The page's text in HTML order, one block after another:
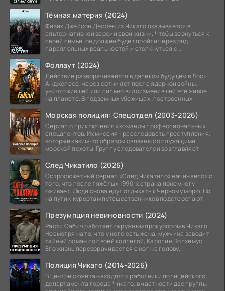
Тёмная материя (2024)
Физик Джейсон Дессен из Чикаго оказывается в
альтернативной версии свой жизни. Чтобы вернуться к
своей семье, он должен будет пройти через ряд
параллельных реальностей и столкнуться с
Фоллаут (2024)
Действие разворачивается в далеком будущем в Лос-
Анджелесе, через сотни лет после ядерной войны,
уничтожившей или сильно видоизменившей все живое
на планете. В подземных убежищах, построенных
Морская полиция: Спецотдел (2003-2026)
Сериал о приключениях команды профессиональных
спецагентов. Их миссия - расследовать преступления,
которые каким-то образом связаны со служащими
морской пехоты. Группу следователей возглавляет
След Чикатило (2026)
Остросюжетный сериал «След Чикатило» начинается с
того, что после тяжёлых 1990-х страна понемногу
оживает. Люди снова едут отдыхать к Чёрному морю. Но
на пути к курортам путешественников подстерегают
Презумпция невиновности (2024)
Расти Сабич работает окружным прокурором в Чикаго.
Несмотря на то, что у него есть жена, мужчина заводит
тайный роман со своей коллегой, Каролин Полхемус.
Его жизнь переворачивается с ног на голову,
Полиция Чикаго (2014-2026)
В центре сюжета находятся работники полицейского
департамента города Чикаго, в частности две группы